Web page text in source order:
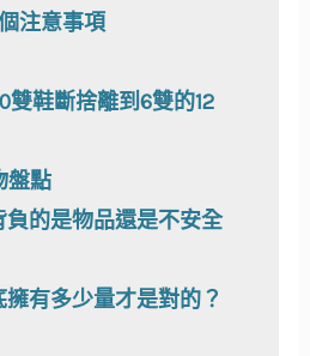
注意事項
雙鞋斷捨離到6雙的12
盤點
的是物品還是不安全
有多少量才是對的？